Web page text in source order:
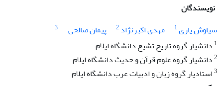
نویسندگان
سیاوش یاری1 مهدی اکبرنژاد2 پیمان صالحی
3
1 دانشیار گروه تاریخ تشیع دانشگاه ایلام
2دانشیار گروه علوم قرآن و حدیث دانشگاه ایلام
3استادیار گروه زبان و ادبیات عرب دانشگاه ایلام